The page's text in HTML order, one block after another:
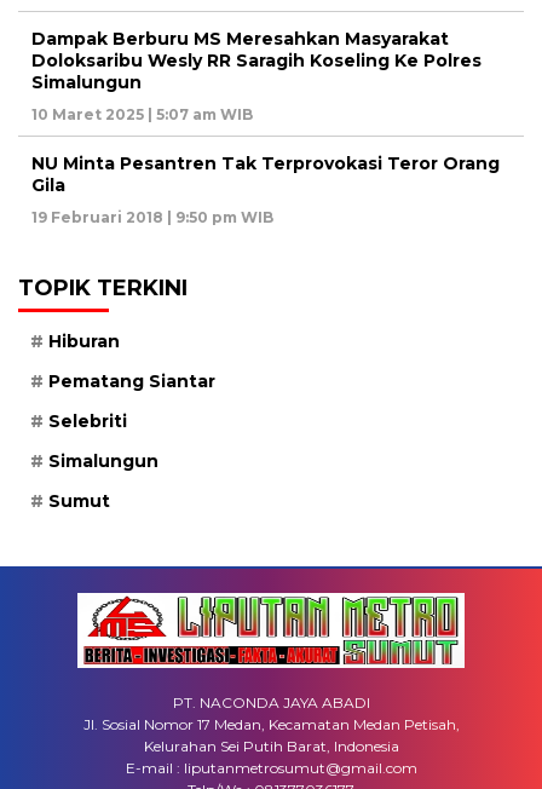
Dampak Berburu MS Meresahkan Masyarakat
Doloksaribu Wesly RR Saragih Koseling Ke Polres
Simalungun
10 Maret 2025 | 5:07 am WIB
NU Minta Pesantren Tak Terprovokasi Teror Orang
Gila
19 Februari 2018 | 9:50 pm WIB
TOPIK TERKINI
Hiburan
Pematang Siantar
Selebriti
Simalungun
Sumut
PT. NACONDA JAYA ABADI
Jl. Sosial Nomor 17 Medan, Kecamatan Medan Petisah,
Kelurahan Sei Putih Barat, Indonesia
E-mail : liputanmetrosumut@gmail.com